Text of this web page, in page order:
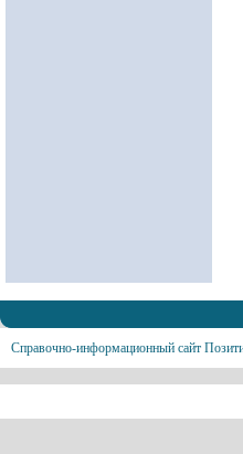
Справочно-информационный сайт